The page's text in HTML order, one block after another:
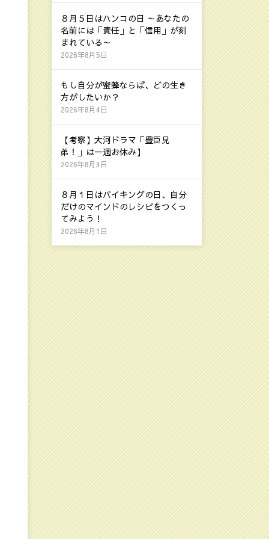
８月５日はハンコの日 ～あなたの
名前には「責任」と「信用」が刻
まれている～
2026年8月5日
もし自分が蜜蜂ならば、どの生き
方がしたいか？
2026年8月4日
【考察】大河ドラマ「豊臣兄
弟！」は一週お休み】
2026年8月3日
８月１日はバイキングの日、自分
だけのマインドのレシピをつくっ
てみよう！
2026年8月1日